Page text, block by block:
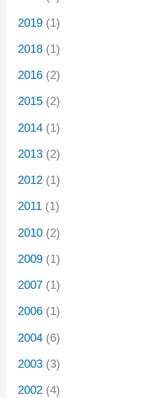
2019 (1)
2018 (1)
2016 (2)
2015 (2)
2014 (1)
2013 (2)
2012 (1)
2011 (1)
2010 (2)
2009 (1)
2007 (1)
2006 (1)
2004 (6)
2003 (3)
2002 (4)